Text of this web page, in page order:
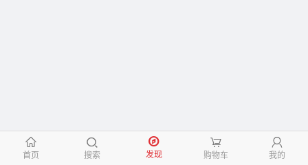
󰃱
首页
󰅮
搜索 发现
󰃦
购物车
󰃳
我的